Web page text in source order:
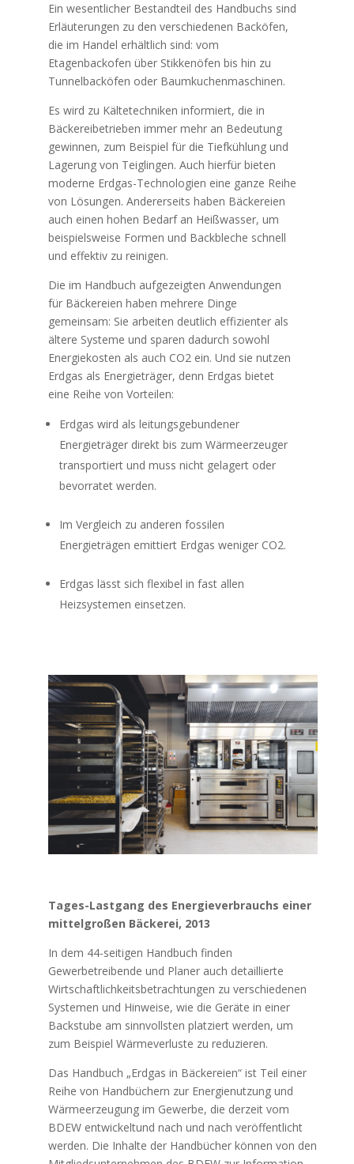
Ein wesentlicher Bestandteil des Handbuchs sind
Erläuterungen zu den verschiedenen Backöfen,
die im Handel erhältlich sind: vom
Etagenbackofen über Stikkenöfen bis hin zu
Tunnelbacköfen oder Baumkuchenmaschinen.
Es wird zu Kältetechniken informiert, die in
Bäckereibetrieben immer mehr an Bedeutung
gewinnen, zum Beispiel für die Tiefkühlung und
Lagerung von Teiglingen. Auch hierfür bieten
moderne Erdgas-Technologien eine ganze Reihe
von Lösungen. Andererseits haben Bäckereien
auch einen hohen Bedarf an Heißwasser, um
beispielsweise Formen und Backbleche schnell
und effektiv zu reinigen.
Die im Handbuch aufgezeigten Anwendungen
für Bäckereien haben mehrere Dinge
gemeinsam: Sie arbeiten deutlich effizienter als
ältere Systeme und sparen dadurch sowohl
Energiekosten als auch CO2 ein. Und sie nutzen
Erdgas als Energieträger, denn Erdgas bietet
eine Reihe von Vorteilen:
Erdgas wird als leitungsgebundener
Energieträger direkt bis zum Wärmeerzeuger
transportiert und muss nicht gelagert oder
bevorratet werden.
Im Vergleich zu anderen fossilen
Energieträgen emittiert Erdgas weniger CO2.
Erdgas lässt sich flexibel in fast allen
Heizsystemen einsetzen.
Tages-Lastgang des Energieverbrauchs einer
mittelgroßen Bäckerei, 2013
In dem 44-seitigen Handbuch finden
Gewerbetreibende und Planer auch detaillierte
Wirtschaftlichkeitsbetrachtungen zu verschiedenen
Systemen und Hinweise, wie die Geräte in einer
Backstube am sinnvollsten platziert werden, um
zum Beispiel Wärmeverluste zu reduzieren.
Das Handbuch „Erdgas in Bäckereien“ ist Teil einer
Reihe von Handbüchern zur Energienutzung und
Wärmeerzeugung im Gewerbe, die derzeit vom
BDEW entwickeltund nach und nach veröffentlicht
werden. Die Inhalte der Handbücher können von den